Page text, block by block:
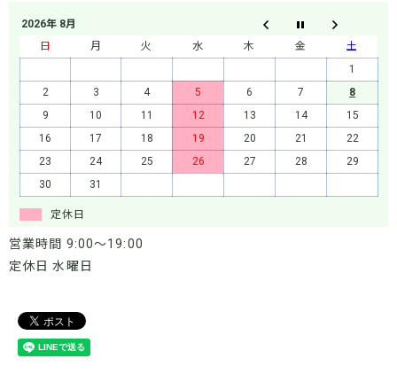
2026年 8月
日
月 火 水 木 金
土
1
2
3 4 5 6 7
8
9
10 11 12 13 14
15
16
17 18 19 20 21
22
23
24 25 26 27 28
29
30
31
定休日
営業時間 9:00～19:00
定休日 水曜日